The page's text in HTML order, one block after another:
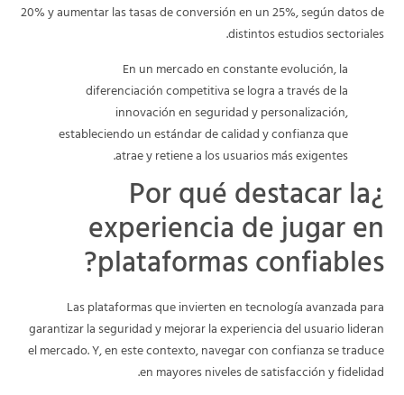
20% y aumentar las tasas de conversión en un 25%, según datos de
distintos estudios sectoriales.
En un mercado en constante evolución, la
diferenciación competitiva se logra a través de la
innovación en seguridad y personalización,
estableciendo un estándar de calidad y confianza que
atrae y retiene a los usuarios más exigentes.
¿Por qué destacar la
experiencia de jugar en
plataformas confiables?
Las plataformas que invierten en tecnología avanzada para
garantizar la seguridad y mejorar la experiencia del usuario lideran
el mercado. Y, en este contexto, navegar con confianza se traduce
en mayores niveles de satisfacción y fidelidad.